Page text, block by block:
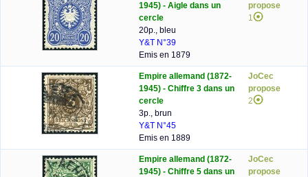
1945) - Aigle dans un
cercle
20p., bleu
Y&T N°39
Emis en 1879
propose
1
Empire allemand (1872-
1945) - Chiffre 3 dans un
cercle
3p., brun
Y&T N°45
Emis en 1889
JoCec
propose
2
Empire allemand (1872-
1945) - Chiffre 5 dans un
JoCec
propose